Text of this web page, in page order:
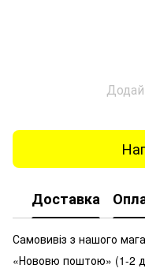
Доставка
Самовивіз з нашого
«Нововю поштою» (1-2